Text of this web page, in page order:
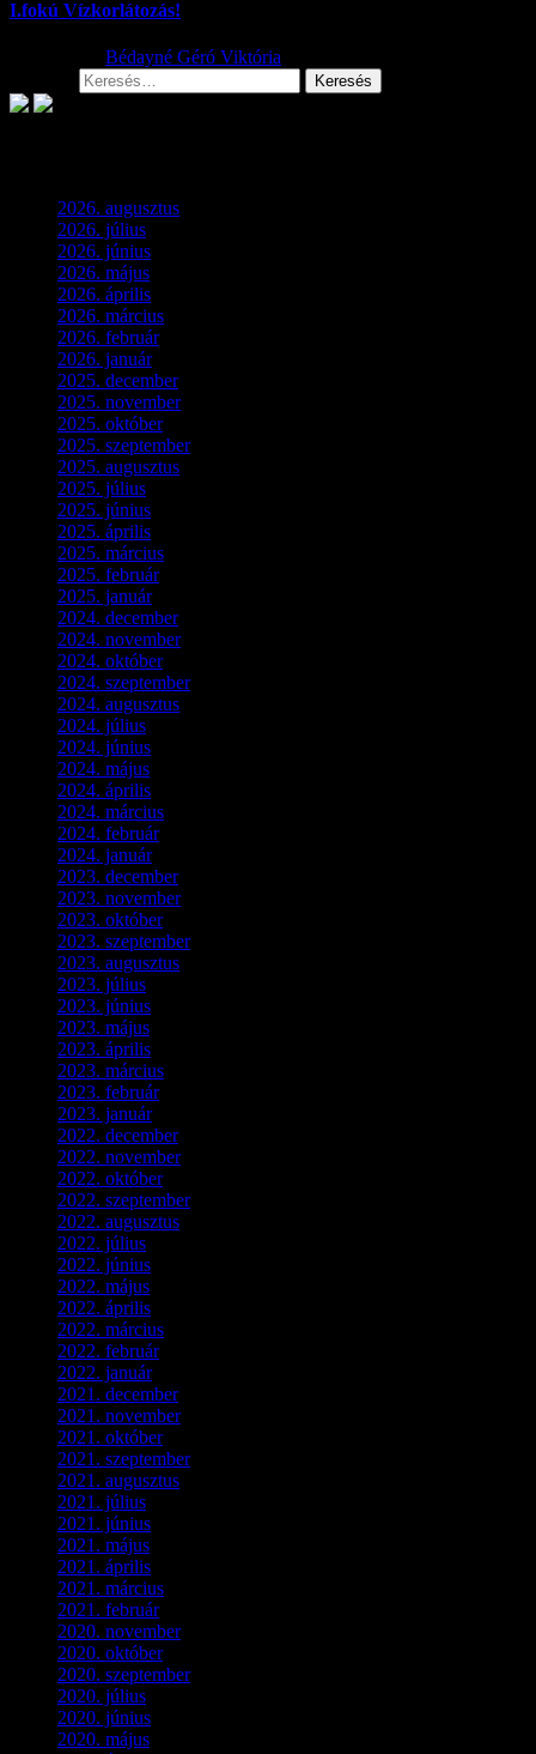
I.fokú Vízkorlátozás!
Bédayné Géró Viktória
2026. augusztus
2026. július
2026. június
2026. május
2026. április
2026. március
2026. február(4)
2026. január(2)
2025. december(4)
2025. november(3)
2025. október(3)
2025. szeptember(5)
2025. augusztus
2025. július
2025. június
2025. április
2025. március
2025. február(7)
2025. január(3)
2024. december(3)
2024. november(7)
2024. október(6)
2024. szeptember(4)
2024. augusztus
2024. július
2024. június
2024. május
2024. április
2024. március
2024. február(9)
2024. január(3)
2023. december(1)
2023. november(1)
2023. október(5)
2023. szeptember(3)
2023. augusztus
2023. július
2023. június
2023. május
2023. április
2023. március
2023. február(4)
2023. január(1)
2022. december(2)
2022. november(4)
2022. október(8)
2022. szeptember(9)
2022. augusztus
2022. július
2022. június
2022. május
2022. április
2022. március
2022. február(4)
2022. január(3)
2021. december(2)
2021. november(5)
2021. október(8)
2021. szeptember(4)
2021. augusztus
2021. július
2021. június
2021. május
2021. április
2021. március
2021. február(4)
2020. november(4)
2020. október(4)
2020. szeptember(1)
2020. július
2020. június
2020. május